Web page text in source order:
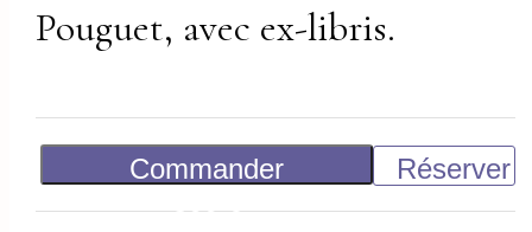
Pouguet, avec ex-libris.
Commander
Réserver